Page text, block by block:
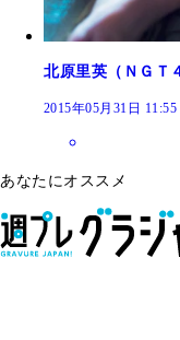
北原里英（ＮＧＴ
2015年05月31日 11:55
あなたにオススメ